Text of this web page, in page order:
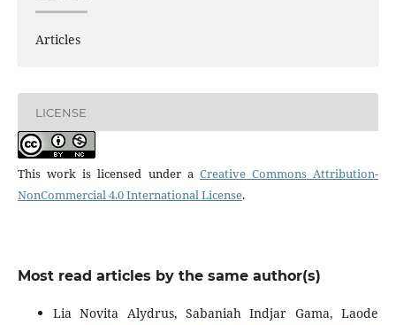
Articles
LICENSE
This work is licensed under a Creative Commons Attribution-
NonCommercial 4.0 International License.
Most read articles by the same author(s)
Lia Novita Alydrus, Sabaniah Indjar Gama, Laode